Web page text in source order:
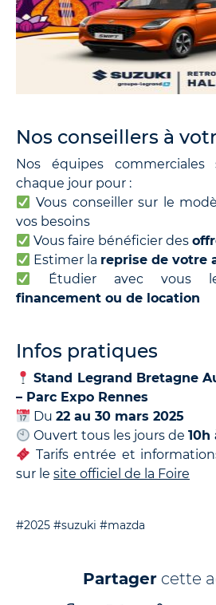
Nos conseillers à
Nos équipes commerciales
chaque jour pour :
Vous conseiller sur le
vos besoins
Vous faire bénéficier des
Estimer la reprise de votre
Étudier avec vous
financement ou de location
Infos pratiques
Stand Legrand Bretagne
– Parc Expo Rennes
Du22 au 30 mars 2025
Ouvert tous les jours de10h
Tarifs entrée et
sur le site officiel de la Foire
#2025 #suzuki #mazda
Partager cette